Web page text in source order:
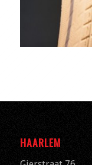
HAARLEM